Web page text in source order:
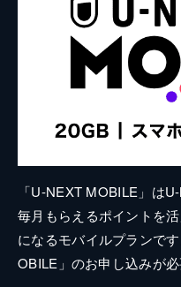
「U-NEXT MOBILE」は
毎月もらえるポイントを
になるモバイルプランで
OBILE」のお申し込みが必